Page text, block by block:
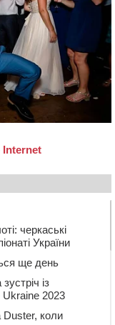
черкаські
України
ще день
із
2023
Duster, коли